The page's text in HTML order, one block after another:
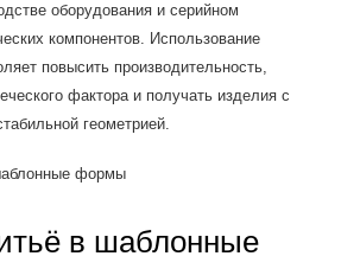
оборудования и серийном
компонентов. Использование
повысить производительность,
фактора и получать изделия с
геометрией.
в шаблонные